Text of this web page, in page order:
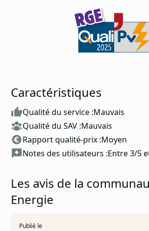
Caractéristiques
Qualité du service :Mauvais
Qualité du SAV :Mauvais
Rapport qualité-prix :Moyen
Notes des utilisateurs :Entre 3/5
Les avis de la
Energie
Publié le